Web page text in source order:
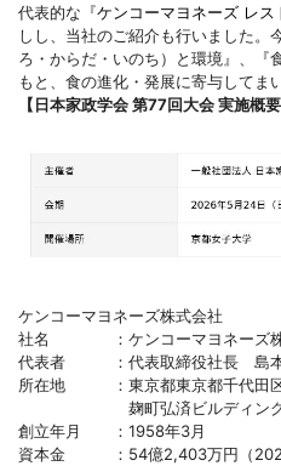
代表的な『ケンコーマヨネーズ レス
しし、当社のご紹介も行いました。
ろ・からだ・いのち）と環境』、『
もと、食の進化・発展に寄与してま
【日本家政学会 第77回大会 実施概要
ケンコーマヨネーズ株式会社
社名 ：ケンコーマヨネーズ株
代表者 ：代表取締役社長 島
所在地 ：東京都東京都千代田区
麹町弘済ビルディング 11
創立年月 ：1958年3月
資本金 ：54億2,403万円（2025